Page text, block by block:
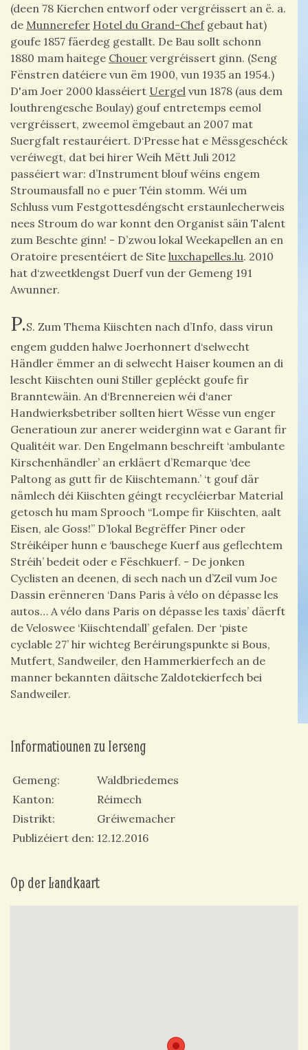
(deen 78 Kierchen entworf oder vergréissert an ë. a.
de Munnerefer Hotel du Grand-Chefgebaut hat)
goufe 1857 fäerdeg gestallt. De Bau sollt schonn
1880 mam haitege Chouer vergréissert ginn. (Seng
Fënstren datéiere vun ëm 1900, vun 1935 an 1954.)
D'am Joer 2000 klasséiert Uergel vun 1878 (aus dem
louthrengesche Boulay) gouf entretemps eemol
vergréissert, zweemol ëmgebaut an 2007 mat
Suergfalt restauréiert. D‘Presse hat e Mëssgeschéck
veréiwegt, dat bei hirer Weih Mëtt Juli 2012
passéiert war: d’Instrument blouf wéins engem
Stroumausfall no e puer Téin stomm. Wéi um
Schluss vum Festgottesdéngscht erstaunlecherweis
nees Stroum do war konnt den Organist säin Talent
zum Beschte ginn! - D’zwou lokal Weekapellen an en
Oratoire presentéiert de Site luxchapelles.lu. 2010
hat d‘zweetklengst Duerf vun der Gemeng 191
Awunner.
P.S. Zum Thema Kiischten nach d’Info, dass virun
engem gudden halwe Joerhonnert d‘selwecht
Händler ëmmer an di selwecht Haiser koumen an di
lescht Kiischten ouni Stiller gepléckt goufe fir
Branntewäin. An d‘Brennereien wéi d‘aner
Handwierksbetriber sollten hiert Wësse vun enger
Generatioun zur anerer weiderginn wat e Garant fir
Qualitéit war. Den Engelmann beschreift ‘ambulante
Kirschenhändler’ an erkläert d’Remarque ‘dee
Paltong as gutt fir de Kiischtemann.’ ‘t gouf där
nämlech déi Kiischten géingt recycléierbar Material
getosch hu mam Sprooch “Lompe fir Kiischten, aalt
Eisen, ale Goss!” D’lokal Begrëffer Piner oder
Stréikéiper hunn e ‘bauschege Kuerf aus geflechtem
Stréih’ bedeit oder e Fëschkuerf. - De jonken
Cyclisten an deenen, di sech nach un d’Zeil vum Joe
Dassin erënneren ‘Dans Paris à vélo on dépasse les
autos… A vélo dans Paris on dépasse les taxis’ däerft
de Veloswee ‘Kiischtendall’ gefalen. Der ‘piste
cyclable 27’ hir wichteg Beréirungspunkte si Bous,
Mutfert, Sandweiler, den Hammerkierfech an de
manner bekannten däitsche Zaldotekierfech bei
Sandweiler.
Informatiounen zu Ierseng
Gemeng
Waldbriedemes
Kanton
Réimech
Distrikt
Gréiwemacher
Publizéiert den 12.12.2016
Op der Landkaart